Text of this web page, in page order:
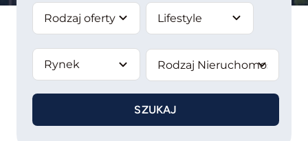
Oferty Dyskretne
SZUKAJ